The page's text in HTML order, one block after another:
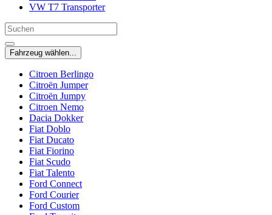
VW T7 Transporter
Fahrzeug wählen...
Citroen Berlingo
Citroën Jumper
Citroën Jumpy
Citroen Nemo
Dacia Dokker
Fiat Doblo
Fiat Ducato
Fiat Fiorino
Fiat Scudo
Fiat Talento
Ford Connect
Ford Courier
Ford Custom